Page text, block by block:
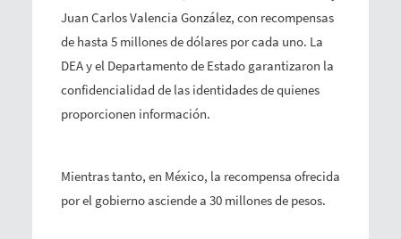
Juan Carlos Valencia González, con recompensas
de hasta 5 millones de dólares por cada uno. La
DEA y el Departamento de Estado garantizaron la
confidencialidad de las identidades de quienes
proporcionen información.
Mientras tanto, en México, la recompensa ofrecida
por el gobierno asciende a 30 millones de pesos.